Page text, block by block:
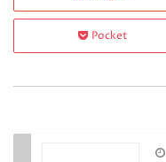
Pocket